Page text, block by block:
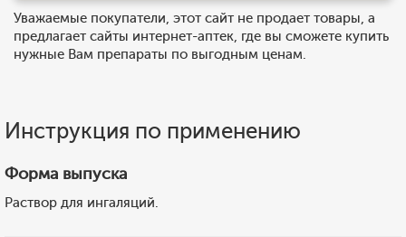
Уважаемые покупатели, этот сайт не продает товары, а
предлагает сайты интернет-аптек, где вы сможете купить
нужные Вам препараты по выгодным ценам.
Инструкция по применению
Форма выпуска
Раствор для ингаляций.